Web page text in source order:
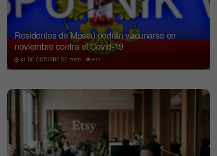
Residentes de Moscú podrán vacunarse en
noviembre contra el Covid-19
31 DE OCTUBRE DE 2020 517